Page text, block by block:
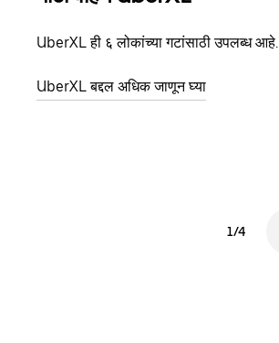
UberXL ही ६ लोकांच्या गटांसाठी उपलब्ध आहे.
UberXL बद्दल अधिक जाणून घ्या
1/4